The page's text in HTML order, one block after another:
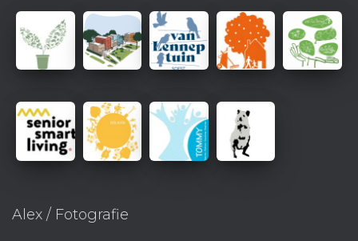
Alex / Fotografie